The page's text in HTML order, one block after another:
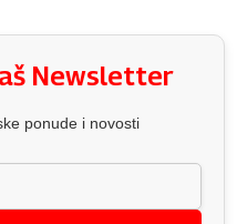
Newsletter
ponude i novosti